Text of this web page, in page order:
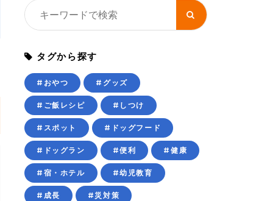
タグから探す
#おやつ #グッズ
#ご飯レシピ #しつけ
#スポット #ドッグフード
#ドッグラン #便利 #健康
#宿・ホテル #幼児教育
#成長 #災対策